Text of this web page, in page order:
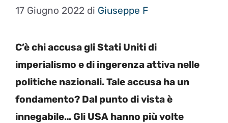
17 Giugno 2022 di Giuseppe F
C’è chi accusa gli Stati Uniti di
imperialismo e di ingerenza attiva nelle
politiche nazionali. Tale accusa ha un
fondamento? Dal punto di vista è
innegabile… Gli USA hanno più volte